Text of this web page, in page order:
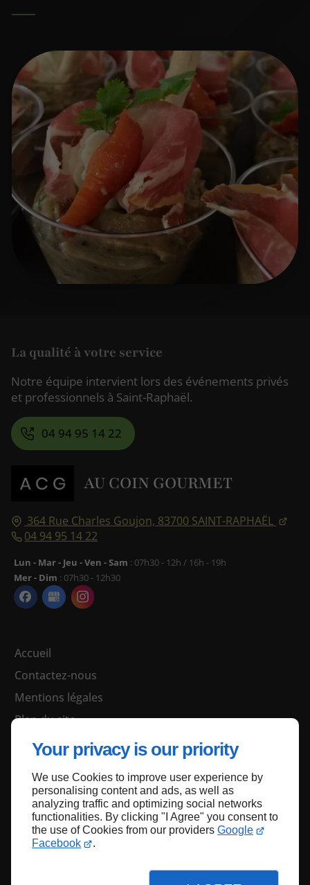
Your privacy is our priority
We use Cookies to improve user experience by
personalising content and ads, as well as
analyzing traffic and optimizing social networks
functionalities. By clicking "I Agree" you consent to
the use of Cookies from our providers Google
Facebook
.
AU COIN GOURMET
364 Rue Charles Goujon, 83700 SAINT-RAPHAËL
04 94 95 14 22
Lun - Mar - Jeu - Ven - Sam : 07h30 - 12h / 16h - 19h
Mer - Dim : 07h30 - 12h30
Accueil
Contactez-nous
Mentions légales
Plan du site
La qualité à votre service
Notre équipe intervient lors des événements privés
et professionnels à Saint-Raphaël.
04 94 95 14 22
Haut de page